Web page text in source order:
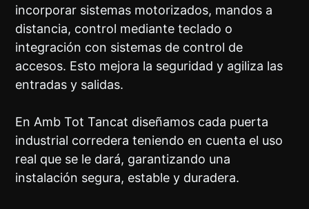
incorporar sistemas motorizados, mandos a
distancia, control mediante teclado o
integración con sistemas de control de
accesos. Esto mejora la seguridad y agiliza las
entradas y salidas.
En Amb Tot Tancat diseñamos cada puerta
industrial corredera teniendo en cuenta el uso
real que se le dará, garantizando una
instalación segura, estable y duradera.